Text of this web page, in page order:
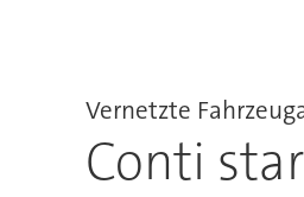
Vernetzte
Conti